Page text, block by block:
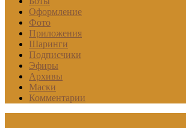
Оформление
Фото
Приложения
Шаринги
Подписчики
Эфиры
Архивы
Маски
Комментарии